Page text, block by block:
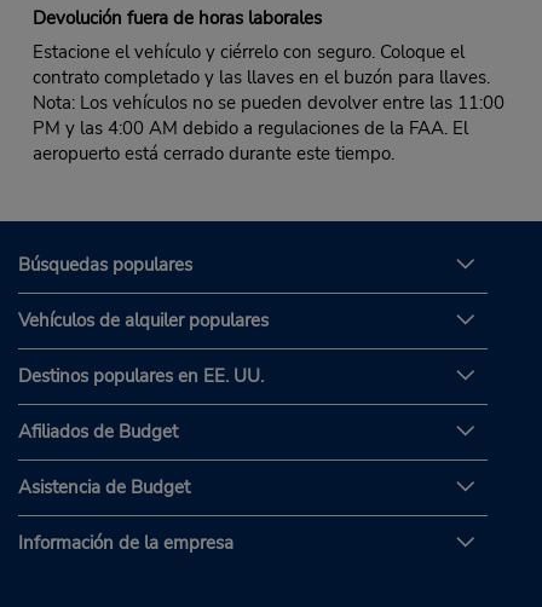
Devolución fuera de horas laborales
Estacione el vehículo y ciérrelo con seguro. Coloque el
contrato completado y las llaves en el buzón para llaves.
Nota: Los vehículos no se pueden devolver entre las 11:00
PM y las 4:00 AM debido a regulaciones de la FAA. El
aeropuerto está cerrado durante este tiempo.
Búsquedas populares
Vehículos de alquiler populares
Destinos populares en EE. UU.
Afiliados de Budget
Asistencia de Budget
Información de la empresa